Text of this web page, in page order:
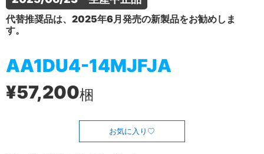
代替推奨品は、2025年6月発売の新製品をお勧めしま
す。
AA1DU4-14MJFJA
¥57,200梱
お気に入り